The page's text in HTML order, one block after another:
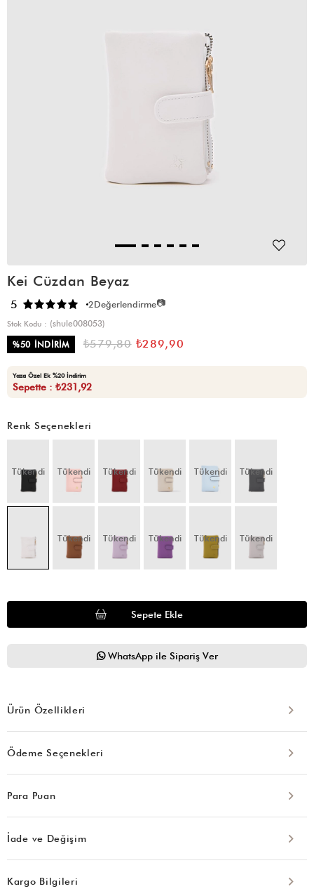
Kei Cüzdan Beyaz
5 2Değerlendirme📷
Stok Kodu
(shule008053)
%50 İNDIRIM ₺579,80 ₺289,90
Yaza Özel Ek %20 İndirim
Sepette : ₺231,92
Renk Seçenekleri
Tükendi Tükendi Tükendi Tükendi Tükendi Tükendi
Tükendi Tükendi Tükendi Tükendi Tükendi
WhatsApp ile Sipariş Ver
Ürün Özellikleri
Ödeme Seçenekleri
Para Puan
İade ve Değişim
Kargo Bilgileri